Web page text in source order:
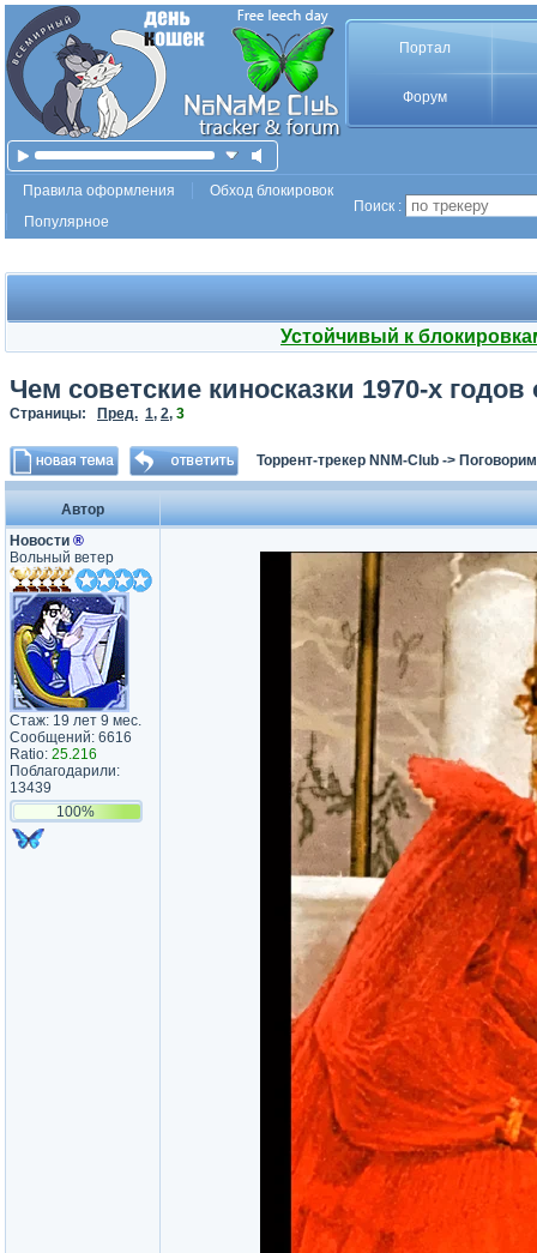
Портал
Форум
Правила оформления
Обход блокировок
Популярное
Поиск :
Устойчивый к
Чем советские киносказки 1970-х
Страницы: Пред. 1, 2, 3
Торрент-трекер NNM-Club -> Поговорим
Автор
Новости ®
Вольный ветер
Стаж: 19 лет 9 мес.
Сообщений: 6616
Ratio: 25.216
Поблагодарили:
13439
100%